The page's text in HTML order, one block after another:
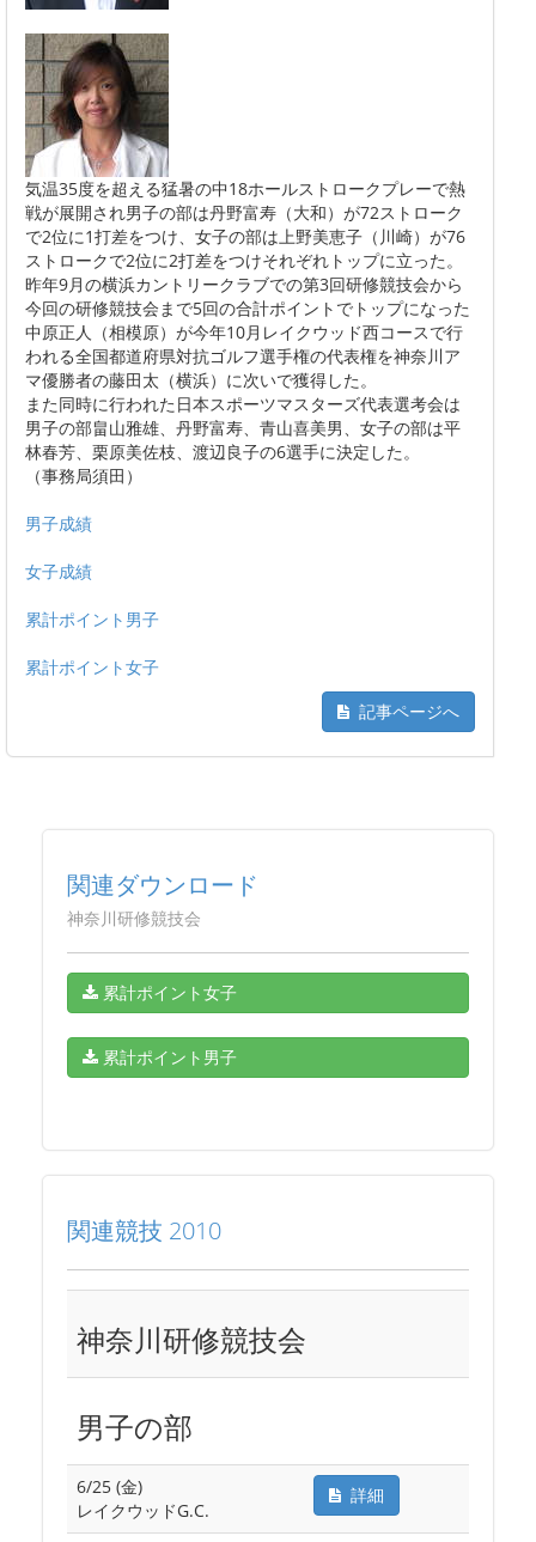
気温35度を超える猛暑の中18ホールストロークプレーで熱
戦が展開され男子の部は丹野富寿（大和）が72ストローク
で2位に1打差をつけ、女子の部は上野美恵子（川崎）が76
ストロークで2位に2打差をつけそれぞれトップに立った。
昨年9月の横浜カントリークラブでの第3回研修競技会から
今回の研修競技会まで5回の合計ポイントでトップになった
中原正人（相模原）が今年10月レイクウッド西コースで行
われる全国都道府県対抗ゴルフ選手権の代表権を神奈川ア
マ優勝者の藤田太（横浜）に次いで獲得した。
また同時に行われた日本スポーツマスターズ代表選考会は
男子の部畠山雅雄、丹野富寿、青山喜美男、女子の部は平
林春芳、栗原美佐枝、渡辺良子の6選手に決定した。
（事務局須田）
男子成績
女子成績
累計ポイント男子
累計ポイント女子
記事ページへ
関連ダウンロード
神奈川研修競技会
累計ポイント女子
累計ポイント男子
関連競技 2010
神奈川研修競技会
男子の部
6/25 (金)
レイクウッドG.C.
詳細